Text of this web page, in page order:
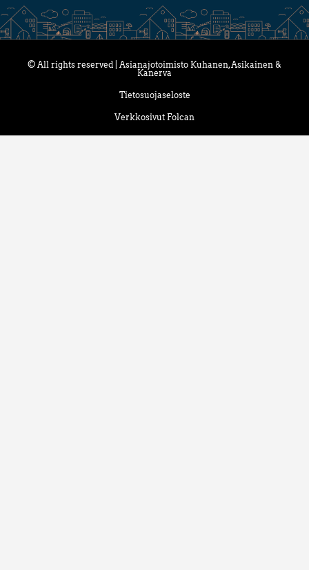
© All rights reserved | Asianajotoimisto Kuhanen, Asikainen &
Kanerva
Tietosuojaseloste
Verkkosivut Folcan